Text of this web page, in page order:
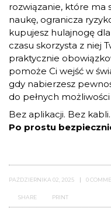
rozwiązanie, które ma
naukę, ogranicza
kupujesz hulajnogę
czasu skorzysta z niej
praktycznie
pomoże Ci wejść w
gdy nabierzesz
do pełnych
Bez aplikacji. Bez
Po prostu
PAŹDZIERNIKA 02, 2025 0
SHARE PRINT